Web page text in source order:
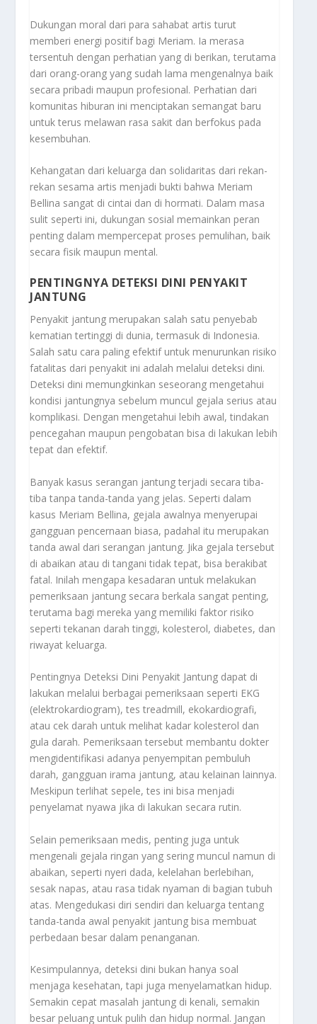
Dukungan moral dari para sahabat artis turut
memberi energi positif bagi Meriam. Ia merasa
tersentuh dengan perhatian yang di berikan, terutama
dari orang-orang yang sudah lama mengenalnya baik
secara pribadi maupun profesional. Perhatian dari
komunitas hiburan ini menciptakan semangat baru
untuk terus melawan rasa sakit dan berfokus pada
kesembuhan.
Kehangatan dari keluarga dan solidaritas dari rekan-
rekan sesama artis menjadi bukti bahwa Meriam
Bellina sangat di cintai dan di hormati. Dalam masa
sulit seperti ini, dukungan sosial memainkan peran
penting dalam mempercepat proses pemulihan, baik
secara fisik maupun mental.
PENTINGNYA DETEKSI DINI PENYAKIT
JANTUNG
Penyakit jantung merupakan salah satu penyebab
kematian tertinggi di dunia, termasuk di Indonesia.
Salah satu cara paling efektif untuk menurunkan risiko
fatalitas dari penyakit ini adalah melalui deteksi dini.
Deteksi dini memungkinkan seseorang mengetahui
kondisi jantungnya sebelum muncul gejala serius atau
komplikasi. Dengan mengetahui lebih awal, tindakan
pencegahan maupun pengobatan bisa di lakukan lebih
tepat dan efektif.
Banyak kasus serangan jantung terjadi secara tiba-
tiba tanpa tanda-tanda yang jelas. Seperti dalam
kasus Meriam Bellina, gejala awalnya menyerupai
gangguan pencernaan biasa, padahal itu merupakan
tanda awal dari serangan jantung. Jika gejala tersebut
di abaikan atau di tangani tidak tepat, bisa berakibat
fatal. Inilah mengapa kesadaran untuk melakukan
pemeriksaan jantung secara berkala sangat penting,
terutama bagi mereka yang memiliki faktor risiko
seperti tekanan darah tinggi, kolesterol, diabetes, dan
riwayat keluarga.
Pentingnya Deteksi Dini Penyakit Jantung dapat di
lakukan melalui berbagai pemeriksaan seperti EKG
(elektrokardiogram), tes treadmill, ekokardiografi,
atau cek darah untuk melihat kadar kolesterol dan
gula darah. Pemeriksaan tersebut membantu dokter
mengidentifikasi adanya penyempitan pembuluh
darah, gangguan irama jantung, atau kelainan lainnya.
Meskipun terlihat sepele, tes ini bisa menjadi
penyelamat nyawa jika di lakukan secara rutin.
Selain pemeriksaan medis, penting juga untuk
mengenali gejala ringan yang sering muncul namun di
abaikan, seperti nyeri dada, kelelahan berlebihan,
sesak napas, atau rasa tidak nyaman di bagian tubuh
atas. Mengedukasi diri sendiri dan keluarga tentang
tanda-tanda awal penyakit jantung bisa membuat
perbedaan besar dalam penanganan.
Kesimpulannya, deteksi dini bukan hanya soal
menjaga kesehatan, tapi juga menyelamatkan hidup.
Semakin cepat masalah jantung di kenali, semakin
besar peluang untuk pulih dan hidup normal. Jangan